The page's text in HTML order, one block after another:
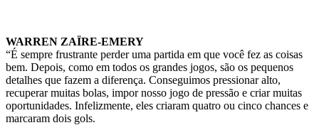
WARREN ZAÏRE-EMERY
“É sempre frustrante perder uma partida em que você fez as coisas
bem. Depois, como em todos os grandes jogos, são os pequenos
detalhes que fazem a diferença. Conseguimos pressionar alto,
recuperar muitas bolas, impor nosso jogo de pressão e criar muitas
oportunidades. Infelizmente, eles criaram quatro ou cinco chances e
marcaram dois gols.